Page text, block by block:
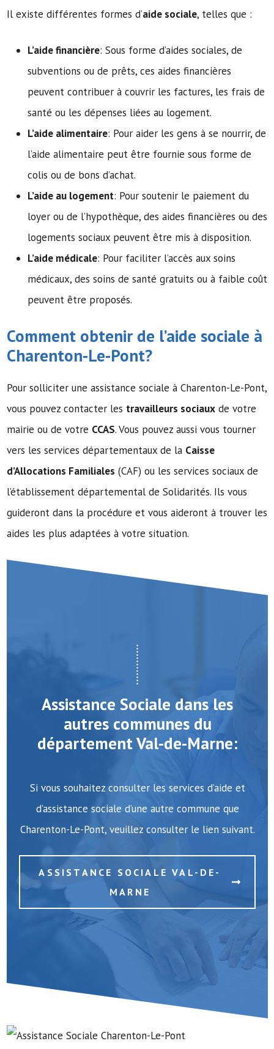
Il existe différentes formes d’aide sociale, telles que :
L’aide financière: Sous forme d’aides sociales, de
subventions ou de prêts, ces aides financières
peuvent contribuer à couvrir les factures, les frais de
santé ou les dépenses liées au logement.
L’aide alimentaire: Pour aider les gens à se nourrir, de
l’aide alimentaire peut être fournie sous forme de
colis ou de bons d’achat.
L’aide au logement: Pour soutenir le paiement du
loyer ou de l’hypothèque, des aides financières ou des
logements sociaux peuvent être mis à disposition.
L’aide médicale: Pour faciliter l’accès aux soins
médicaux, des soins de santé gratuits ou à faible coût
peuvent être proposés.
Comment obtenir de l’aide sociale à
Charenton-Le-Pont?
Pour solliciter une assistance sociale à Charenton-Le-Pont,
vous pouvez contacter les travailleurs sociaux de votre
mairie ou de votre CCAS. Vous pouvez aussi vous tourner
vers les services départementaux de la Caisse
d’Allocations Familiales (CAF) ou les services sociaux de
l’établissement départemental de Solidarités. Ils vous
guideront dans la procédure et vous aideront à trouver les
aides les plus adaptées à votre situation.
Assistance Sociale dans les
autres communes du
département Val-de-Marne:
Si vous souhaitez consulter les services d’aide et
d’assistance sociale d’une autre commune que
Charenton-Le-Pont, veuillez consulter le lien suivant.
ASSISTANCE SOCIALE VAL-DE-
MARNE